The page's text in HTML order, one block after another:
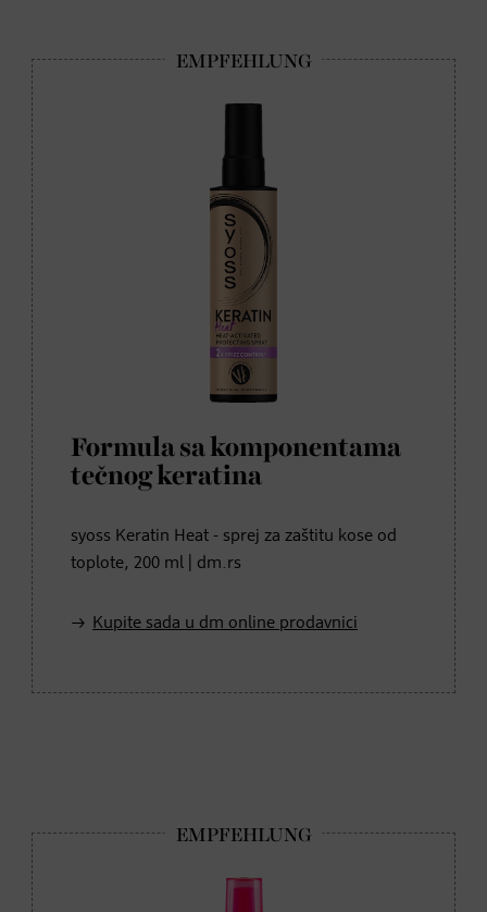
Formula sa komponentama
tečnog keratina
syoss Keratin Heat - sprej za zaštitu kose od
toplote, 200 ml | dm.rs
Kupite sada u dm online prodavnici